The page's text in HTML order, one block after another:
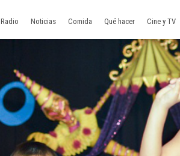
Radio Noticias Comida Qué hacer Cine y TV